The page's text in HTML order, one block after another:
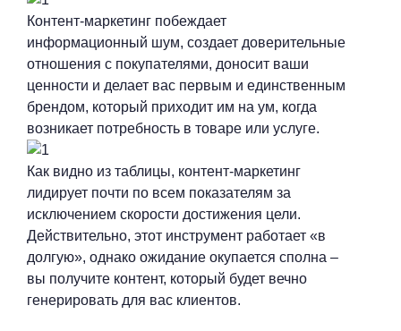
Контент-маркетинг побеждает
информационный шум, создает доверительные
отношения с покупателями, доносит ваши
ценности и делает вас первым и единственным
брендом, который приходит им на ум, когда
возникает потребность в товаре или услуге.
Как видно из таблицы, контент-маркетинг
лидирует почти по всем показателям за
исключением скорости достижения цели.
Действительно, этот инструмент работает «в
долгую», однако ожидание окупается сполна –
вы получите контент, который будет вечно
генерировать для вас клиентов.